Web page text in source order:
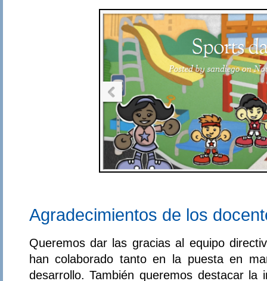
Agradecimientos de los
Queremos dar las gracias al equipo
han colaborado tanto en la puesta en
desarrollo. También queremos destacar la